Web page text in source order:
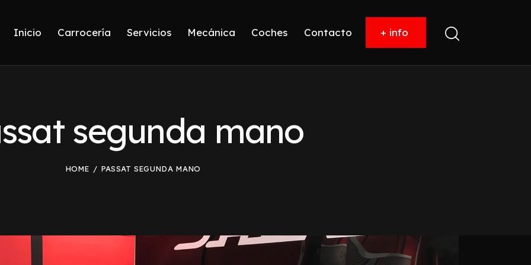
Inicio Carrocería Servicios Mecánica Coches Contacto + info
segunda mano
HOME PASSAT SEGUNDA MANO